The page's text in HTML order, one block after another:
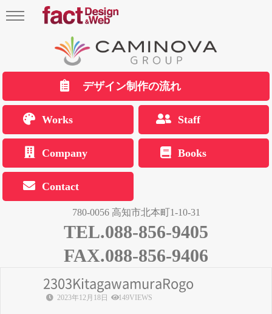
デザイン制作の流れ
Works Staff
Company Books
Contact
780-0056 高知市北本町1-10-31
TEL.088-856-9405
FAX.088-856-9406
2303KitagawamuraRogo
2023年12月18日 149VIEWS